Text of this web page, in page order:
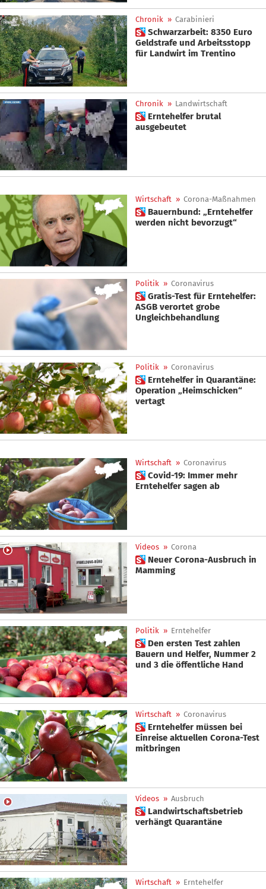
Chronik » Carabinieri
 Schwarzarbeit: 8350 Euro
Geldstrafe und Arbeitsstopp
für Landwirt im Trentino
Chronik » Landwirtschaft
 Erntehelfer brutal
ausgebeutet
Wirtschaft » Corona-Maßnahmen
 Bauernbund: „Erntehelfer
werden nicht bevorzugt“
Politik » Coronavirus
 Gratis-Test für Erntehelfer:
ASGB verortet grobe
Ungleichbehandlung
Politik » Coronavirus
 Erntehelfer in Quarantäne:
Operation „Heimschicken“
vertagt
Wirtschaft » Coronavirus
 Covid-19: Immer mehr
Erntehelfer sagen ab
Videos » Corona
 Neuer Corona-Ausbruch in
Mamming
Politik » Erntehelfer
 Den ersten Test zahlen
Bauern und Helfer, Nummer 2
und 3 die öffentliche Hand
Wirtschaft » Coronavirus
 Erntehelfer müssen bei
Einreise aktuellen Corona-Test
mitbringen
Videos » Ausbruch
 Landwirtschaftsbetrieb
verhängt Quarantäne
Wirtschaft » Erntehelfer